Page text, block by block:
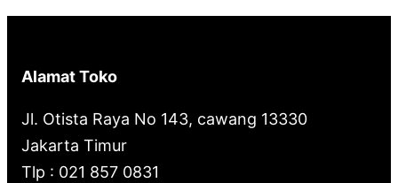
Alamat Toko
Jl. Otista Raya No 143, cawang 13330
Jakarta Timur
Tlp : 021 857 0831